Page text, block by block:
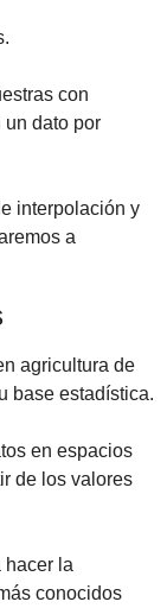
con
un dato por
interpolación y
a
agricultura de
en espacios
de los valores
hacer la
conocidos